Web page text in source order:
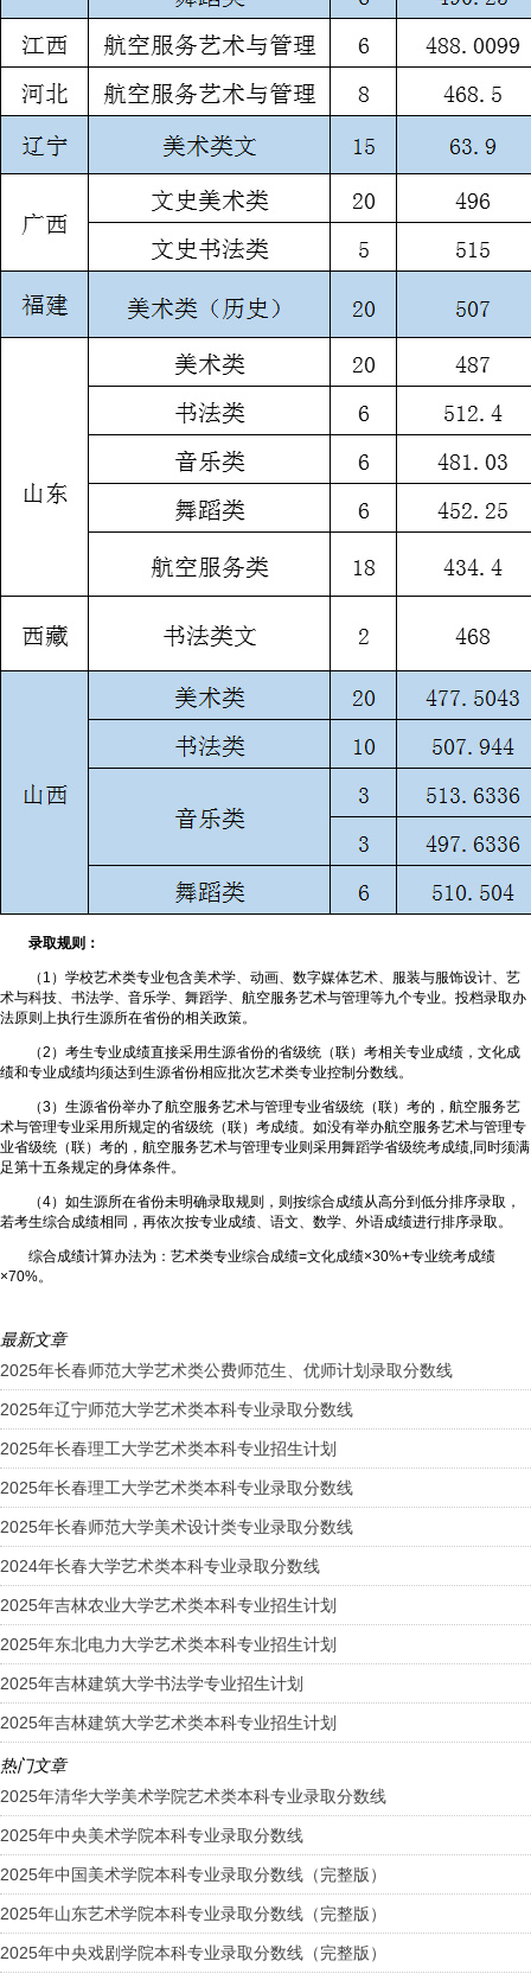
录取规则：
（1）学校艺术类专业包含美术学、动画、数字媒体艺术、服装与服饰设计、艺
术与科技、书法学、音乐学、舞蹈学、航空服务艺术与管理等九个专业。投档录取办
法原则上执行生源所在省份的相关政策。
（2）考生专业成绩直接采用生源省份的省级统（联）考相关专业成绩，文化成
绩和专业成绩均须达到生源省份相应批次艺术类专业控制分数线。
（3）生源省份举办了航空服务艺术与管理专业省级统（联）考的，航空服务艺
术与管理专业采用所规定的省级统（联）考成绩。如没有举办航空服务艺术与管理专
业省级统（联）考的，航空服务艺术与管理专业则采用舞蹈学省级统考成绩,同时须满
足第十五条规定的身体条件。
（4）如生源所在省份未明确录取规则，则按综合成绩从高分到低分排序录取，
若考生综合成绩相同，再依次按专业成绩、语文、数学、外语成绩进行排序录取。
综合成绩计算办法为：艺术类专业综合成绩=文化成绩×30%+专业统考成绩
×70%。
最新文章
2025年长春师范大学艺术类公费师范生、优师计划录取分数线
2025年辽宁师范大学艺术类本科专业录取分数线
2025年长春理工大学艺术类本科专业招生计划
2025年长春理工大学艺术类本科专业录取分数线
2025年长春师范大学美术设计类专业录取分数线
2024年长春大学艺术类本科专业录取分数线
2025年吉林农业大学艺术类本科专业招生计划
2025年东北电力大学艺术类本科专业招生计划
2025年吉林建筑大学书法学专业招生计划
2025年吉林建筑大学艺术类本科专业招生计划
热门文章
2025年清华大学美术学院艺术类本科专业录取分数线
2025年中央美术学院本科专业录取分数线
2025年中国美术学院本科专业录取分数线（完整版）
2025年山东艺术学院本科专业录取分数线（完整版）
2025年中央戏剧学院本科专业录取分数线（完整版）